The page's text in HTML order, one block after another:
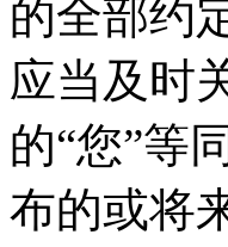
的全部约
应当及时
的“您”等
布的或将